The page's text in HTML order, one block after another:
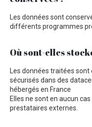
Les données sont
différents programmes
Où sont-elles
Les données traitées sont
sécurisés dans des
hébergés en France
Elles ne sont en aucun
prestataires externes.